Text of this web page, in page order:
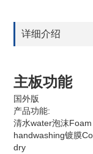
详细介绍
主板功能
国外版
产品功能:
清水water泡沫
handwashing镀膜
dry